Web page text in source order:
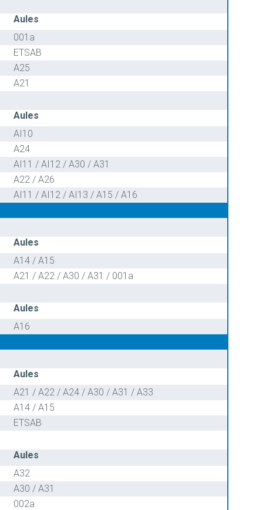
Aules
001a
ETSAB
A25
A21
Aules
AI10
A24
AI11 / AI12 / A30 / A31
A22 / A26
AI11 / AI12 / AI13 / A15 / A16
Aules
A14 / A15
A21 / A22 / A30 / A31 / 001a
Aules
A16
Aules
A21 / A22 / A24 / A30 / A31 / A33
A14 / A15
ETSAB
Aules
A32
A30 / A31
002a